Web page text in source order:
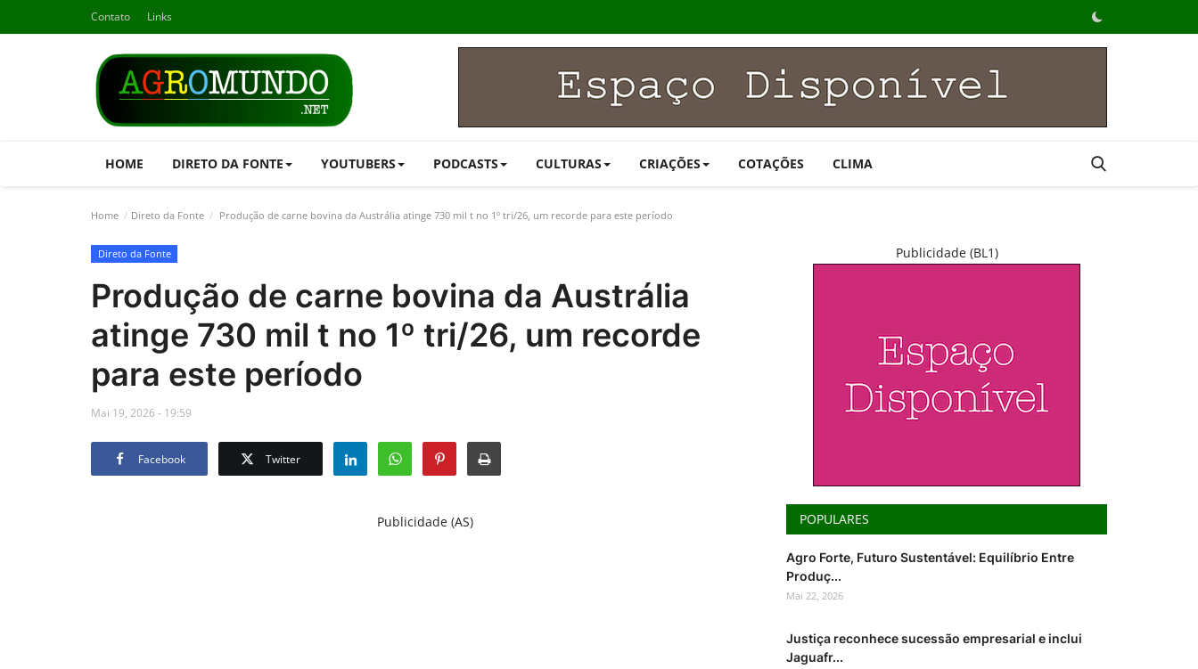
Contato Links
HOME DIRETO DA FONTE YOUTUBERS PODCASTS CULTURAS CRIAÇÕES COTAÇÕES CLIMA
Home Direto da Fonte Produção de carne bovina da Austrália atinge 730 mil t no 1º tri/26, um recorde para este período
Direto da Fonte
Produção de carne bovina da Austrália
atinge 730 mil t no 1º tri/26, um recorde
para este período
Mai 19, 2026 - 19:59
Facebook Twitter
Publicidade (AS)
Publicidade (BL1)
POPULARES
Agro Forte, Futuro Sustentável: Equilíbrio Entre
Produç...
Mai 22, 2026
Justiça reconhece sucessão empresarial e inclui
Jaguafr...